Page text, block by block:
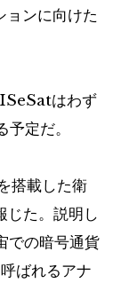
ンに向けた
はわず
定だ。
搭載した衛
じた。説明し
での暗号通貨
ばれるアナ